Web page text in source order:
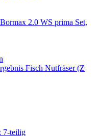
2.0 WS prima Set,
Fisch Nutfräser (Z
7-teilig